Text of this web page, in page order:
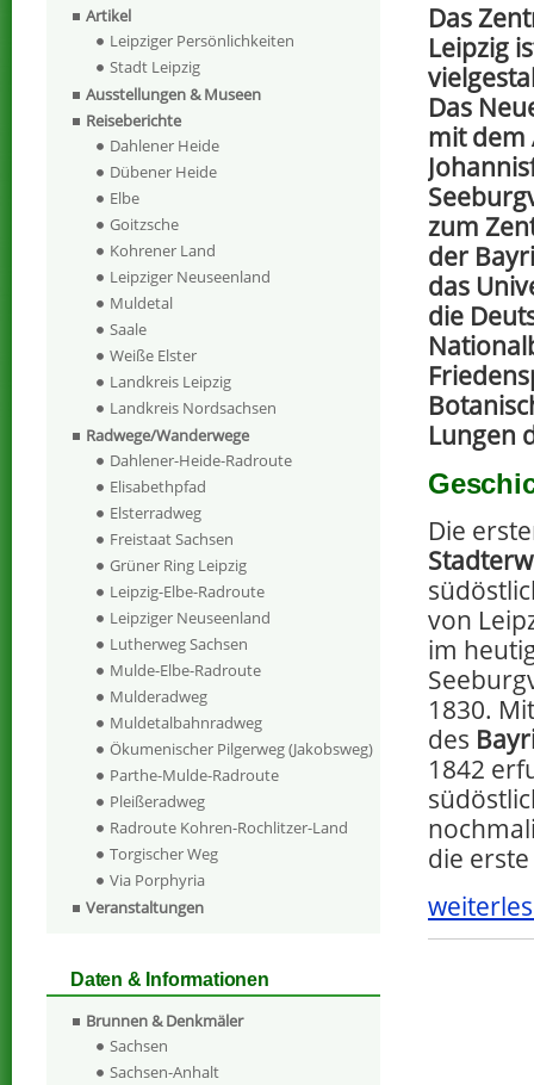
Das
Leipzig
Das
mit dem
zum
der
das
die
Lungen
Die
von
im
1830.
des
1842
die
Artikel
Leipziger Persönlichkeiten
Stadt Leipzig
Ausstellungen & Museen
Reiseberichte
Dahlener Heide
Dübener Heide
Elbe
Goitzsche
Kohrener Land
Leipziger Neuseenland
Muldetal
Saale
Weiße Elster
Landkreis Leipzig
Landkreis Nordsachsen
Radwege/Wanderwege
Dahlener-Heide-Radroute
Elisabethpfad
Elsterradweg
Freistaat Sachsen
Grüner Ring Leipzig
Leipzig-Elbe-Radroute
Leipziger Neuseenland
Lutherweg Sachsen
Mulde-Elbe-Radroute
Mulderadweg
Muldetalbahnradweg
Ökumenischer Pilgerweg (Jakobsweg)
Parthe-Mulde-Radroute
Pleißeradweg
Radroute Kohren-Rochlitzer-Land
Torgischer Weg
Via Porphyria
Veranstaltungen
Daten & Informationen
Brunnen & Denkmäler
Sachsen
Sachsen-Anhalt